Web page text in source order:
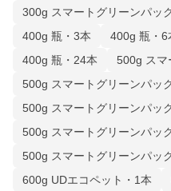
300g スマートグリーンパッ
400g 瓶・3本
400g 瓶・6
400g 瓶・24本
500g スマ
500g スマートグリーンパッ
500g スマートグリーンパッ
500g スマートグリーンパッ
500g スマートグリーンパッ
600g UDエコペット・1本